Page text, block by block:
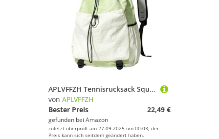
APLVFFZH Tennisrucksack Squash Tasche Tennistasche Sportrucksack mit Großem Stauraum Aus Robustem Oxford Gewebe für Damen Und Herren für Fitnessstudio, Hellgrün
von APLVFFZH
Bester Preis
22,49 €
gefunden bei Amazon
zuletzt überprüft am 27.09.2025 um 00:03; der
Preis kann sich seitdem geändert haben.